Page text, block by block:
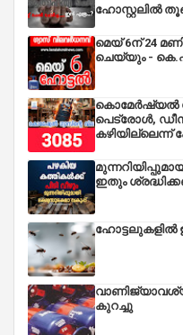
ഹോസ്റ്റലിൽ
മെയ് 6ന് 24
ചെയ്യും -
കൊമേർഷ്യൽ
പെട്രോൾ,
കഴിയില്ലെന്ന്
ഇതും
ഹോട്ടലുകളിൽ
കുറച്ചു